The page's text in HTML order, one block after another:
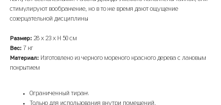
стимулируют воображение, но в то же время дают ощущение
созерцательной дисциплины
Размер: 28 х 23 х H 50 cм
Вес: 7 кг
Материал: Изготовлено из черного мореного красного дерева с лаковым
покрытием
Ограниченный тираж
Только для использования внутри помещений.